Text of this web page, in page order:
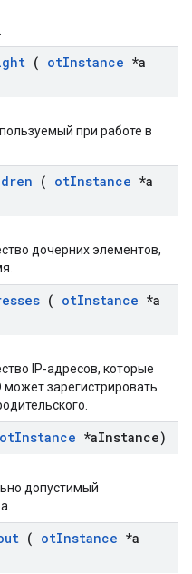
( otInstance *a
при работе в
( otInstance *a
дочерних элементов,
( otInstance *a
IP-адресов, которые
зарегистрировать
otInstance *aInstance)
допустимый
( otInstance *a